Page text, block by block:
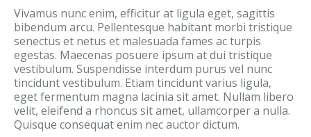
Vivamus nunc enim, efficitur at ligula eget, sagittis
bibendum arcu. Pellentesque habitant morbi tristique
senectus et netus et malesuada fames ac turpis
egestas. Maecenas posuere ipsum at dui tristique
vestibulum. Suspendisse interdum purus vel nunc
tincidunt vestibulum. Etiam tincidunt varius ligula,
eget fermentum magna lacinia sit amet. Nullam libero
velit, eleifend a rhoncus sit amet, ullamcorper a nulla.
Quisque consequat enim nec auctor dictum.